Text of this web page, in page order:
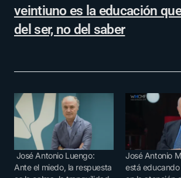
veintiuno es la educación
del ser, no del saber
José Antonio Luengo:
Ante el miedo, la respuesta
José Antonio
está educando